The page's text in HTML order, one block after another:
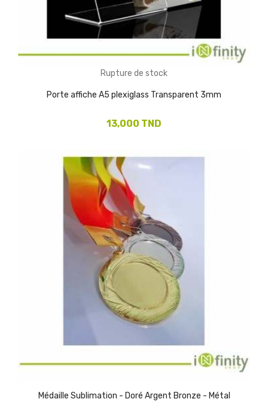
Rupture de stock
Porte affiche A5 plexiglass Transparent 3mm
13,000 TND
Médaille Sublimation - Doré Argent Bronze - Métal